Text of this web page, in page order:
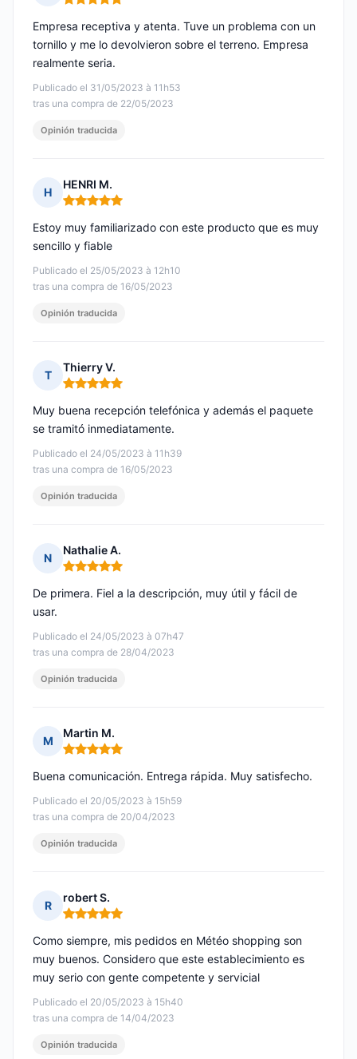
Nota: 5 de 5
Publicado el 31/05/2023 à 11h53
tras una compra de 22/05/2023
Empresa receptiva y atenta. Tuve un problema con un
tornillo y me lo devolvieron sobre el terreno. Empresa
realmente seria.
Opinión traducida
H
HENRI M.
Nota: 5 de 5
Publicado el 25/05/2023 à 12h10
tras una compra de 16/05/2023
Estoy muy familiarizado con este producto que es muy
sencillo y fiable
Opinión traducida
T
Thierry V.
Nota: 5 de 5
Publicado el 24/05/2023 à 11h39
tras una compra de 16/05/2023
Muy buena recepción telefónica y además el paquete
se tramitó inmediatamente.
Opinión traducida
N
Nathalie A.
Nota: 5 de 5
Publicado el 24/05/2023 à 07h47
tras una compra de 28/04/2023
De primera. Fiel a la descripción, muy útil y fácil de
usar.
Opinión traducida
M
Martin M.
Nota: 5 de 5
Publicado el 20/05/2023 à 15h59
tras una compra de 20/04/2023
Buena comunicación. Entrega rápida. Muy satisfecho.
Opinión traducida
R
robert S.
Nota: 5 de 5
Publicado el 20/05/2023 à 15h40
tras una compra de 14/04/2023
Como siempre, mis pedidos en Météo shopping son
muy buenos. Considero que este establecimiento es
muy serio con gente competente y servicial
Opinión traducida